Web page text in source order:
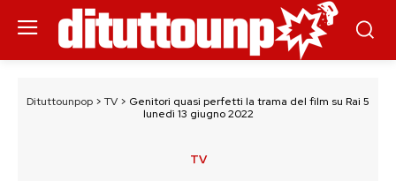
Dituttounpop > TV > Genitori quasi perfetti la trama del film su Rai 5
lunedì 13 giugno 2022
TV